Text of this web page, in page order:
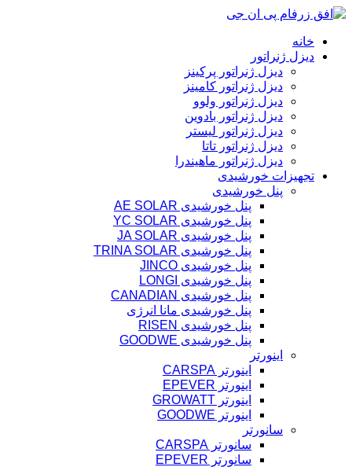
پرش
محتوا
خانه
دیزل ژنراتور
دیزل ژنراتور پرکینز
دیزل ژنراتور کامینز
دیزل ژنراتور ولوو
دیزل ژنراتور بادوین
دیزل ژنراتور لیستر
دیزل ژنراتور تاتا
دیزل ژنراتور ماهیندرا
تجهیزات خورشیدی
پنل خورشیدی
پنل خورشیدی AE SOLAR
پنل خورشیدی YC SOLAR
پنل خورشیدی JA SOLAR
پنل خورشیدی TRINA SOLAR
پنل خورشیدی JINCO
پنل خورشیدی LONGI
پنل خورشیدی CANADIAN
پنل خورشیدی مانا انرژی
پنل خورشیدی RISEN
پنل خورشیدی GOODWE
اینورتر
اینورتر CARSPA
اینورتر EPEVER
اینورتر GROWATT
اینورتر GOODWE
سانورتر
سانورتر CARSPA
سانورتر EPEVER